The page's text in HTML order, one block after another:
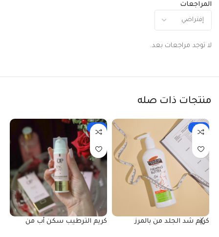
المراجعات
لا توجد مراجعات بعد.
منتجات ذات صله
-17%
كريم شد الجلد من بالمرز
-11%
كريم الترطيب سكن أب من